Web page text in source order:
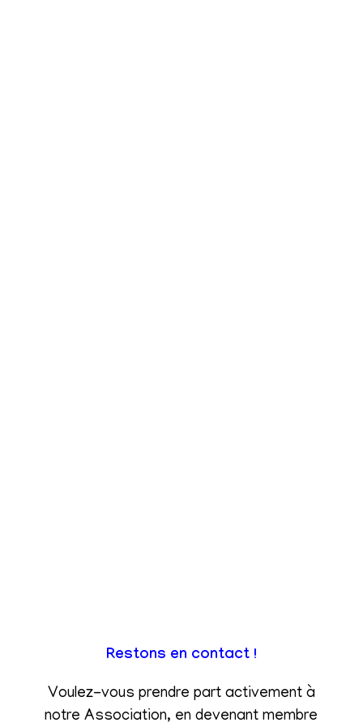
Restons en contact !
Voulez-vous prendre part activement à
notre Association, en devenant membre